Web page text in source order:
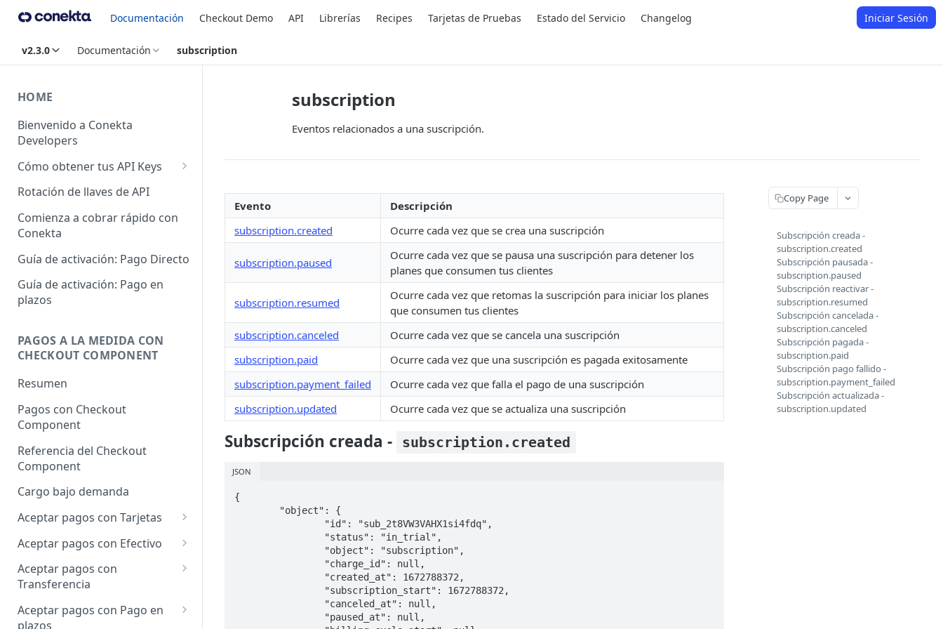
Documentación Checkout Demo API Librerías Recipes Tarjetas de Pruebas Estado del Servicio Changelog Iniciar Sesión
v2.3.0 Documentación subscription
HOME
Bienvenido a Conekta
Developers
Cómo obtener tus API Keys
API Keys Producción
API Keys Pruebas
API Keys otros Negocios
Rotación de llaves de API
Comienza a cobrar rápido con
Conekta
Guía de activación: Pago Directo
Guía de activación: Pago en
plazos
PAGOS A LA MEDIDA CON
CHECKOUT COMPONENT
Resumen
Pagos con Checkout
Component
Referencia del Checkout
Component
Cargo bajo demanda
Aceptar pagos con Tarjetas
Pagos con Tarjeta
Apple Pay
Verificación de dominios
Google Pay
Cargo a Meses Sin Intereses
Aceptar pagos con Efectivo
Cargo único
Aceptar pagos con
Transferencia
Cargo único
Aceptar pagos con Pago en
plazos
subscription
Eventos relacionados a una suscripción.
Evento
Descripción
subscription.created
Ocurre cada vez que se crea una suscripción
subscription.paused
Ocurre cada vez que se pausa una suscripción para detener los
planes que consumen tus clientes
subscription.resumed
Ocurre cada vez que retomas la suscripción para iniciar los planes
que consumen tus clientes
subscription.canceled
Ocurre cada vez que se cancela una suscripción
subscription.paid
Ocurre cada vez que una suscripción es pagada exitosamente
subscription.payment_failed
Ocurre cada vez que falla el pago de una suscripción
subscription.updated
Ocurre cada vez que se actualiza una suscripción
Subscripción creada - subscription.created
JSON
{
Copy Page
Subscripción creada -
subscription.created
Subscripción pausada -
subscription.paused
Subscripción reactivar -
subscription.resumed
Subscripción cancelada -
subscription.canceled
Subscripción pagada -
subscription.paid
Subscripción pago fallido -
subscription.payment_failed
Subscripción actualizada -
subscription.updated